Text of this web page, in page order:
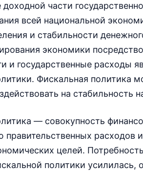
части
всей национальной
и стабильности
экономики
и государственные расходы
Фискальная политика
на стабильность
— совокупность
правительственных
целей.
политики усилилась,